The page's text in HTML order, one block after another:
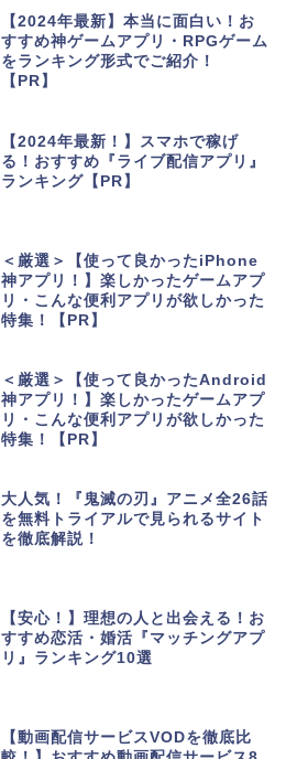
【2024年最新】本当に面白い！お
すすめ神ゲームアプリ・RPGゲーム
をランキング形式でご紹介！
【PR】
【2024年最新！】スマホで稼げ
る！おすすめ『ライブ配信アプリ』
ランキング【PR】
＜厳選＞【使って良かったiPhone
神アプリ！】楽しかったゲームアプ
リ・こんな便利アプリが欲しかった
特集！【PR】
＜厳選＞【使って良かったAndroid
神アプリ！】楽しかったゲームアプ
リ・こんな便利アプリが欲しかった
特集！【PR】
大人気！『鬼滅の刃』アニメ全26話
を無料トライアルで見られるサイト
を徹底解説！
【安心！】理想の人と出会える！お
すすめ恋活・婚活『マッチングアプ
リ』ランキング10選
【動画配信サービスVODを徹底比
アプリ